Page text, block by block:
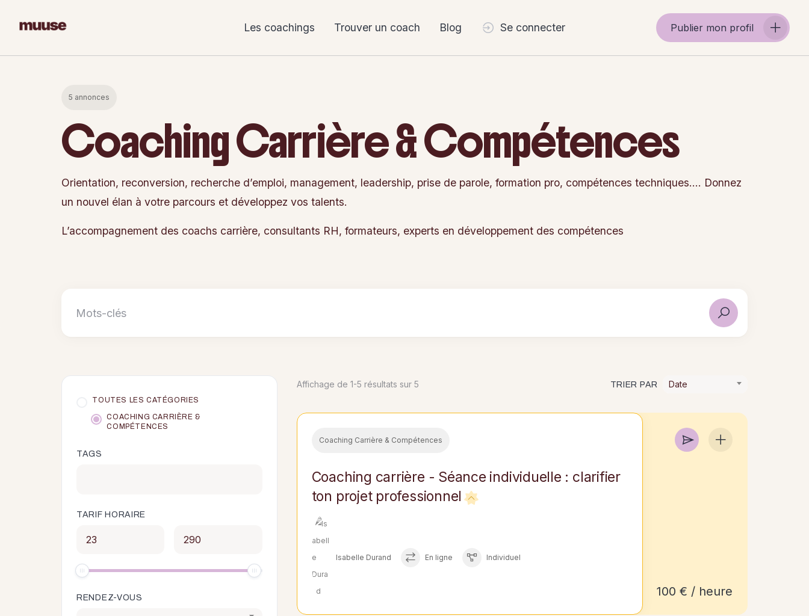
Les coachings Trouver un coach Blog Se connecter Publier mon profil
5 annonces
Coaching Carrière & Compétences
Orientation, reconversion, recherche d’emploi, management, leadership, prise de parole, formation pro, compétences techniques…. Donnez
un nouvel élan à votre parcours et développez vos talents.
L’accompagnement des coachs carrière, consultants RH, formateurs, experts en développement des compétences
TOUTES LES CATÉGORIES
COACHING CARRIÈRE &
COMPÉTENCES
TAGS
TARIF HORAIRE
RENDEZ-VOUS
Affichage de 1-5 résultats sur 5 TRIER PAR Date
Coaching Carrière & Compétences
Coaching carrière - Séance individuelle : clarifier
ton projet professionnel
Isabelle Durand En ligne Individuel
100 € / heure